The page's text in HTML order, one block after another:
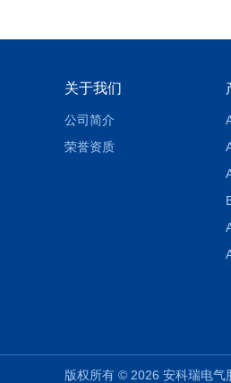
关于我们
公司简介
荣誉资质
版权所有 © 2026 安科瑞电